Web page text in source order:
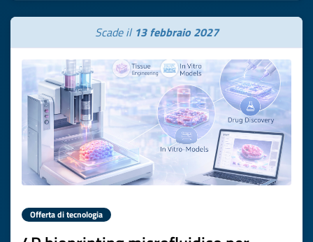
Scade il 13 febbraio 2027
Offerta di tecnologia